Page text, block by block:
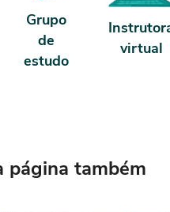
Grupo
de
estudo
virtual
página também